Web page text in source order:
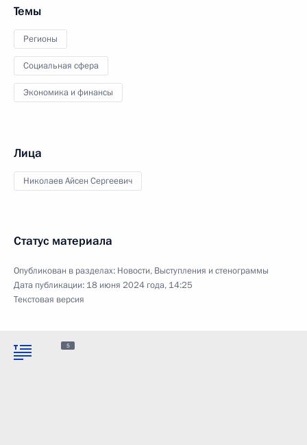
Темы
Регионы
Социальная сфера
Экономика и финансы
Лица
Николаев Айсен Сергеевич
Статус материала
Опубликован в разделах: Новости, Выступления и стенограммы
Дата публикации: 18 июня 2024 года, 14:25
Текстовая версия
5